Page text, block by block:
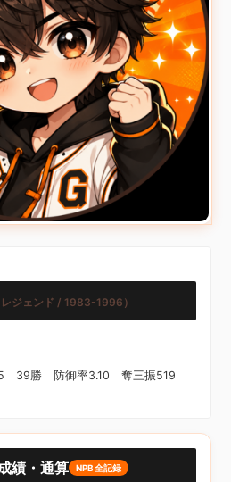
レジェンド / 1983-1996）
39勝 防御率3.10 奪三振519
績・通算 NPB全記録